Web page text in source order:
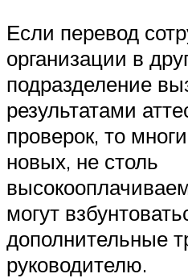
Если перевод
организации в
подразделение
результатами
проверок, то
новых, не столь
могут
дополнительные
руководителю.